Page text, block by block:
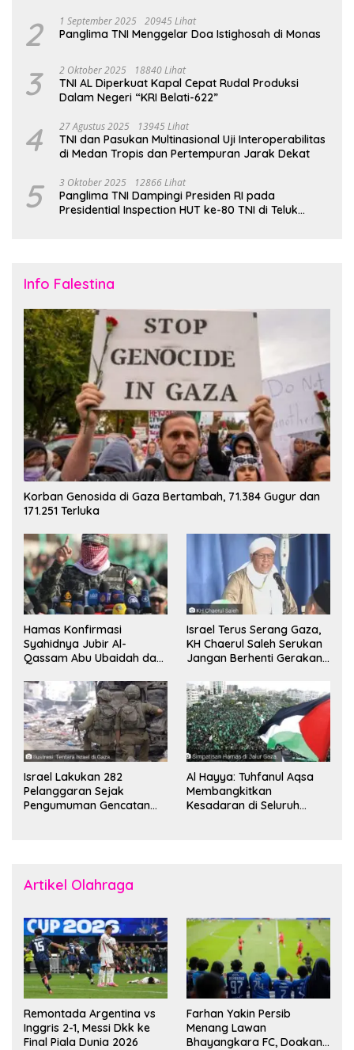
2 1 September 2025 20945 Lihat
Panglima TNI Menggelar Doa Istighosah di Monas
3 2 Oktober 2025 18840 Lihat
TNI AL Diperkuat Kapal Cepat Rudal Produksi
Dalam Negeri “KRI Belati-622”
4 27 Agustus 2025 13945 Lihat
TNI dan Pasukan Multinasional Uji Interoperabilitas
di Medan Tropis dan Pertempuran Jarak Dekat
5 3 Oktober 2025 12866 Lihat
Panglima TNI Dampingi Presiden RI pada
Presidential Inspection HUT ke-80 TNI di Teluk
Info Falestina
Korban Genosida di Gaza Bertambah, 71.384 Gugur dan
171.251 Terluka
Hamas Konfirmasi
Syahidnya Jubir Al-
Qassam Abu Ubaidah dan
Sinwar
Israel Terus Serang Gaza,
KH Chaerul Saleh Serukan
Jangan Berhenti Gerakan
Israel Lakukan 282
Pelanggaran Sejak
Pengumuman Gencatan
Al Hayya: Tuhfanul Aqsa
Membangkitkan
Kesadaran di Seluruh
Artikel Olahraga
Remontada Argentina vs
Inggris 2-1, Messi Dkk ke
Final Piala Dunia 2026
Farhan Yakin Persib
Menang Lawan
Bhayangkara FC, Doakan